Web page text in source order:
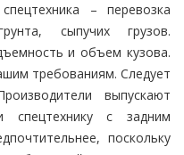
– перевозка
сыпучих грузов.
и объем кузова.
требованиям. Следует
выпускают
спецтехнику с задним
поскольку